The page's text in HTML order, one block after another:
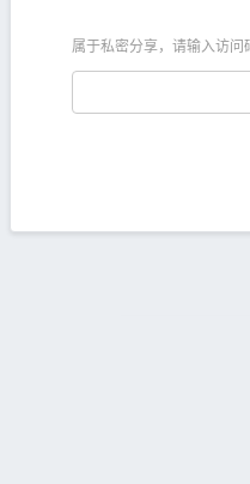
属于私密分享，请输入访问